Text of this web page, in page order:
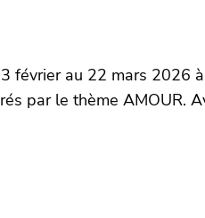
au 22 mars 2026
par le thème AMOUR.